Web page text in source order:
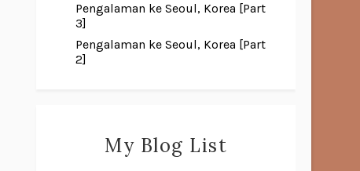
Pengalaman ke Seoul, Korea [Part
3]
Pengalaman ke Seoul, Korea [Part
2]
My Blog List